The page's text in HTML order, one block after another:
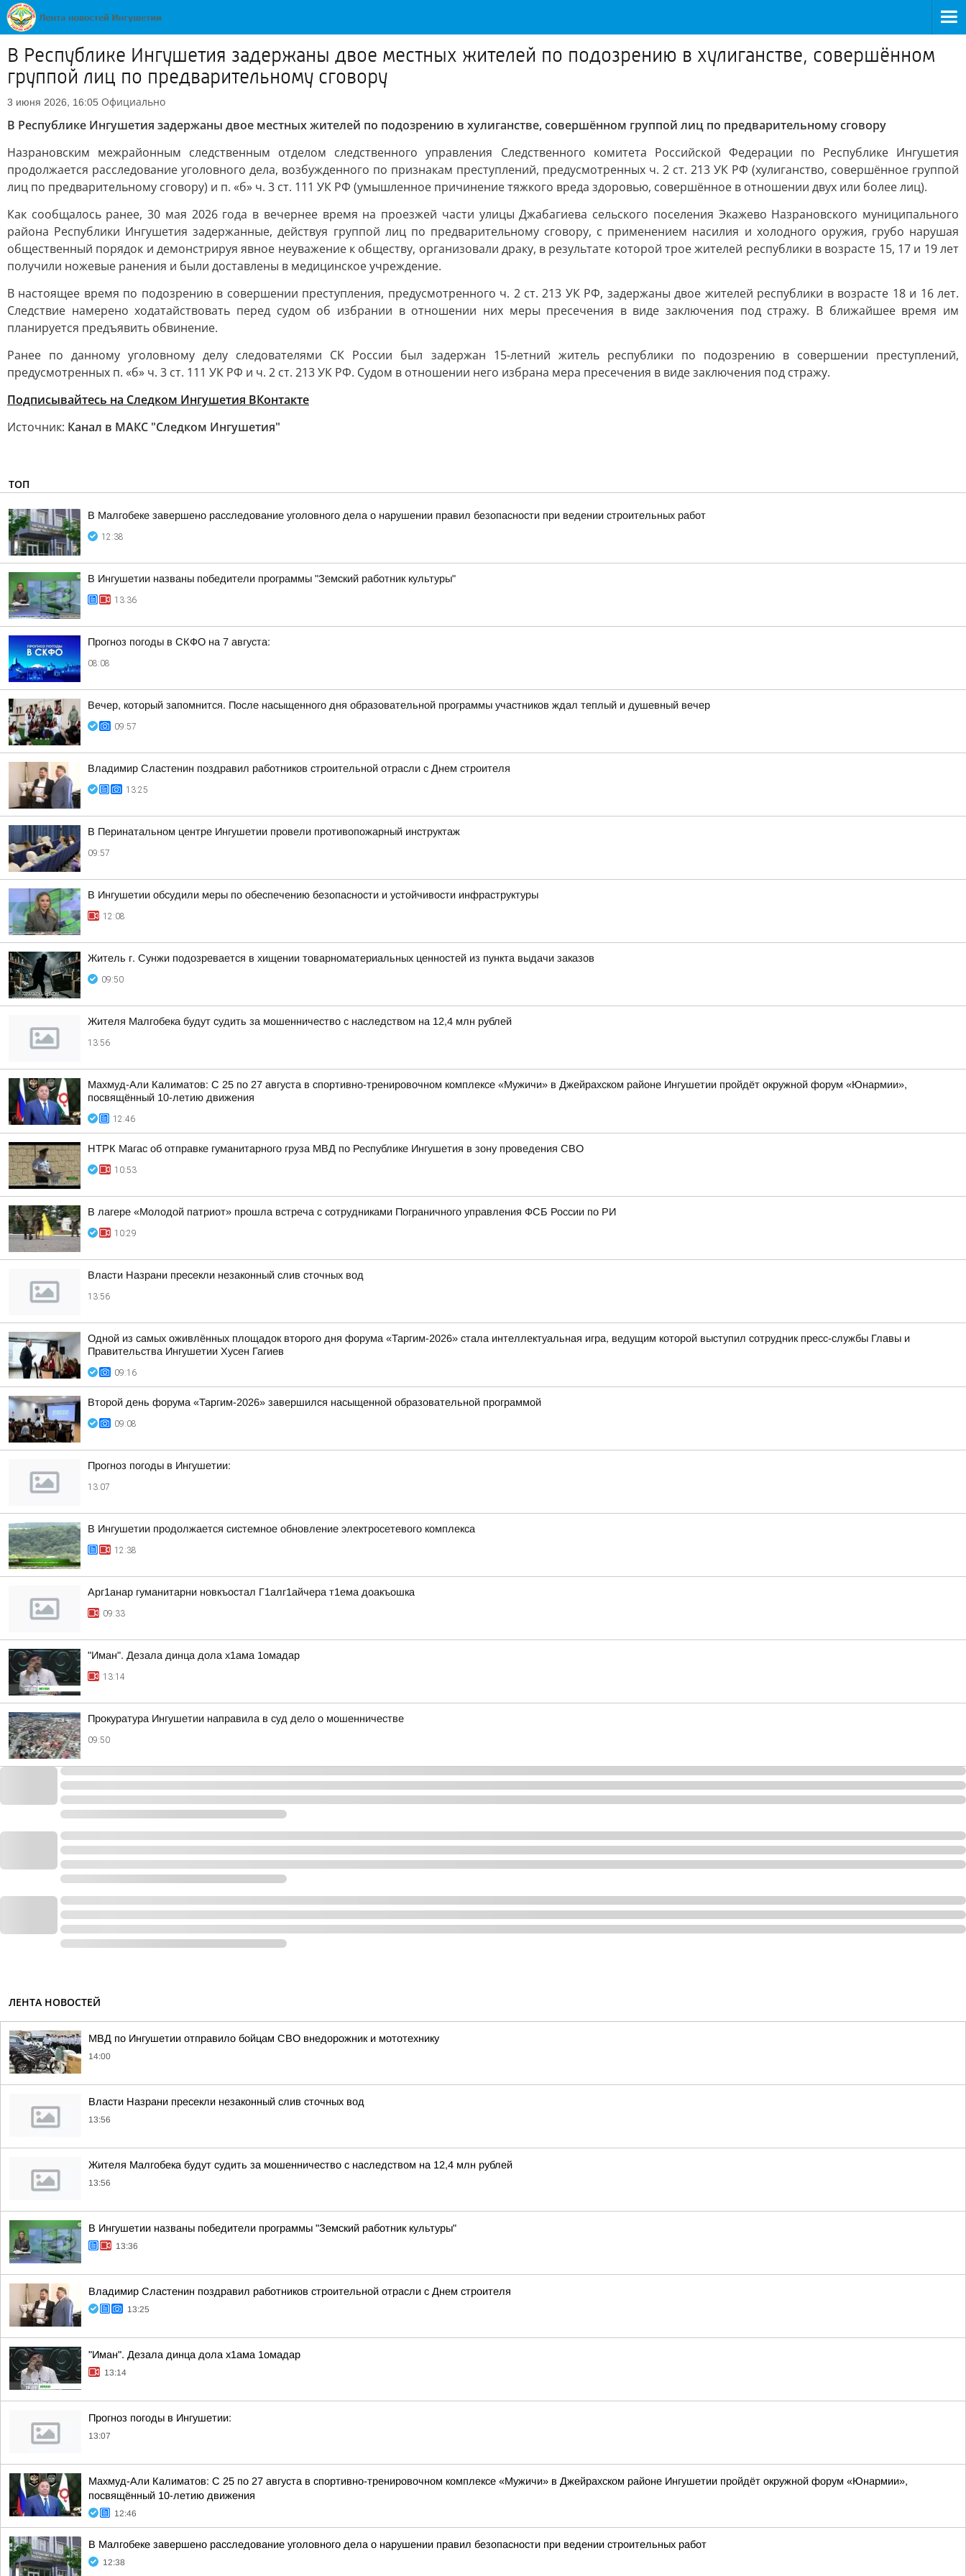
В Республике Ингушетия задержаны двое местных жителей по подозрению в хулиганстве, совершённом
группой лиц по предварительному сговору
3 июня 2026, 16:05 Официально
В Республике Ингушетия задержаны двое местных жителей по подозрению в хулиганстве, совершённом группой лиц по предварительному сговору
Назрановским межрайонным следственным отделом следственного управления Следственного комитета Российской Федерации по Республике Ингушетия
продолжается расследование уголовного дела, возбужденного по признакам преступлений, предусмотренных ч. 2 ст. 213 УК РФ (хулиганство, совершённое группой
лиц по предварительному сговору) и п. «б» ч. 3 ст. 111 УК РФ (умышленное причинение тяжкого вреда здоровью, совершённое в отношении двух или более лиц).
Как сообщалось ранее, 30 мая 2026 года в вечернее время на проезжей части улицы Джабагиева сельского поселения Экажево Назрановского муниципального
района Республики Ингушетия задержанные, действуя группой лиц по предварительному сговору, с применением насилия и холодного оружия, грубо нарушая
общественный порядок и демонстрируя явное неуважение к обществу, организовали драку, в результате которой трое жителей республики в возрасте 15, 17 и 19 лет
получили ножевые ранения и были доставлены в медицинское учреждение.
В настоящее время по подозрению в совершении преступления, предусмотренного ч. 2 ст. 213 УК РФ, задержаны двое жителей республики в возрасте 18 и 16 лет.
Следствие намерено ходатайствовать перед судом об избрании в отношении них меры пресечения в виде заключения под стражу. В ближайшее время им
планируется предъявить обвинение.
Ранее по данному уголовному делу следователями СК России был задержан 15-летний житель республики по подозрению в совершении преступлений,
предусмотренных п. «б» ч. 3 ст. 111 УК РФ и ч. 2 ст. 213 УК РФ. Судом в отношении него избрана мера пресечения в виде заключения под стражу.
Подписывайтесь на Следком Ингушетия ВКонтакте
Источник: Канал в МАКС "Следком Ингушетия"
ТОП
В Малгобеке завершено расследование уголовного дела о нарушении правил безопасности при ведении строительных работ
12:38
В Ингушетии названы победители программы "Земский работник культуры"
13:36
Прогноз погоды в СКФО на 7 августа:
08:08
Вечер, который запомнится. После насыщенного дня образовательной программы участников ждал теплый и душевный вечер
09:57
Владимир Сластенин поздравил работников строительной отрасли с Днем строителя
13:25
В Перинатальном центре Ингушетии провели противопожарный инструктаж
09:57
В Ингушетии обсудили меры по обеспечению безопасности и устойчивости инфраструктуры
12:08
Житель г. Сунжи подозревается в хищении товарноматериальных ценностей из пункта выдачи заказов
09:50
Жителя Малгобека будут судить за мошенничество с наследством на 12,4 млн рублей
13:56
Махмуд-Али Калиматов: С 25 по 27 августа в спортивно-тренировочном комплексе «Мужичи» в Джейрахском районе Ингушетии пройдёт окружной форум «Юнармии»,
посвящённый 10-летию движения
12:46
НТРК Магас об отправке гуманитарного груза МВД по Республике Ингушетия в зону проведения СВО
10:53
В лагере «Молодой патриот» прошла встреча с сотрудниками Пограничного управления ФСБ России по РИ
10:29
Власти Назрани пресекли незаконный слив сточных вод
13:56
Одной из самых оживлённых площадок второго дня форума «Таргим-2026» стала интеллектуальная игра, ведущим которой выступил сотрудник пресс-службы Главы и
Правительства Ингушетии Хусен Гагиев
09:16
Второй день форума «Таргим-2026» завершился насыщенной образовательной программой
09:08
Прогноз погоды в Ингушетии:
13:07
В Ингушетии продолжается системное обновление электросетевого комплекса
12:38
Арг1анар гуманитарни новкъостал Г1алг1айчера т1ема доакъошка
09:33
"Иман". Дезала динца дола х1ама 1омадар
13:14
Прокуратура Ингушетии направила в суд дело о мошенничестве
09:50
ЛЕНТА НОВОСТЕЙ
МВД по Ингушетии отправило бойцам СВО внедорожник и мототехнику
14:00
Власти Назрани пресекли незаконный слив сточных вод
13:56
Жителя Малгобека будут судить за мошенничество с наследством на 12,4 млн рублей
13:56
В Ингушетии названы победители программы "Земский работник культуры"
13:36
Владимир Сластенин поздравил работников строительной отрасли с Днем строителя
13:25
"Иман". Дезала динца дола х1ама 1омадар
13:14
Прогноз погоды в Ингушетии:
13:07
Махмуд-Али Калиматов: С 25 по 27 августа в спортивно-тренировочном комплексе «Мужичи» в Джейрахском районе Ингушетии пройдёт окружной форум «Юнармии»,
посвящённый 10-летию движения
12:46
В Малгобеке завершено расследование уголовного дела о нарушении правил безопасности при ведении строительных работ
12:38